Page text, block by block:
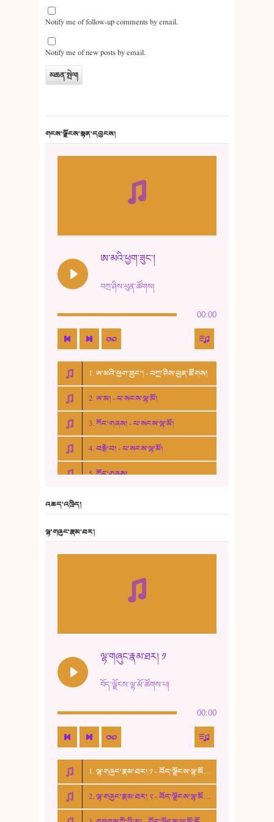
Notify me of follow-up comments by email.
Notify me of new posts by email.
གངས་ལྗོངས་སྙན་དབྱངས།
ཨ་མའི་ཕྱག་ཟུང་།
བཀྲ་ཤིས་ཕུན་ཚོགས།
00:00
1. ཨ་མའི་ཕྱག་ཟུང་། - བཀྲ་ཤིས་ཕུན་ཚོགས།
2. ཨ་མ། - པ་སངས་ལྷ་མོ།
3. ཀོང་གཞས། - པ་སངས་ལྷ་མོ།
4. བརྩེ་བ། - པ་སངས་ལྷ་མོ།
5. ཀོང་གཞས།
10. ཆང་གཞས། ༣
15. ཤམ་པ་ལ་ཡི་སྲས་མོ།
16. ལྷ་བུ་དར་བུ།
17. ང་བོད་པ་ཡིན། - ཕུར་བུ་རྣམ་རྒྱལ།
18. ང་ལ་བྱམས་པའི་ཨ་མ།
འཆད་འཁྲིད།
ལྷ་གཞུང་རྣམ་ཐར།
ལྷ་གཞུང་རྣམ་ཐར། ༡
བོད་ལྗོངས་ལྷ་མོ་ཚོགས་པ།
00:00
1. ལྷ་གཞུང་རྣམ་ཐར། ༡ - བོད་ལྗོངས་ལྷ་མོ་ཚོགས་པ།
2. ལྷ་གཞུང་རྣམ་ཐར། ༢ - བོད་ལྗོངས་ལྷ་མོ་ཚོགས་པ།